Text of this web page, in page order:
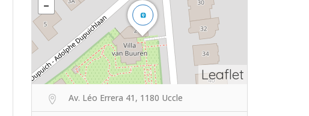
Leaflet
Av. Léo Errera 41, 1180 Uccle